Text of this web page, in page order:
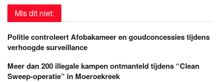
Mis dit niet:
Politie controleert Afobakameer en goudconcessies tijdens
verhoogde surveillance
Meer dan 200 illegale kampen ontmanteld tijdens “Clean
Sweep-operatie” in Moeroekreek